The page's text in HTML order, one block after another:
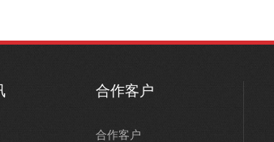
合作客户
合作客户